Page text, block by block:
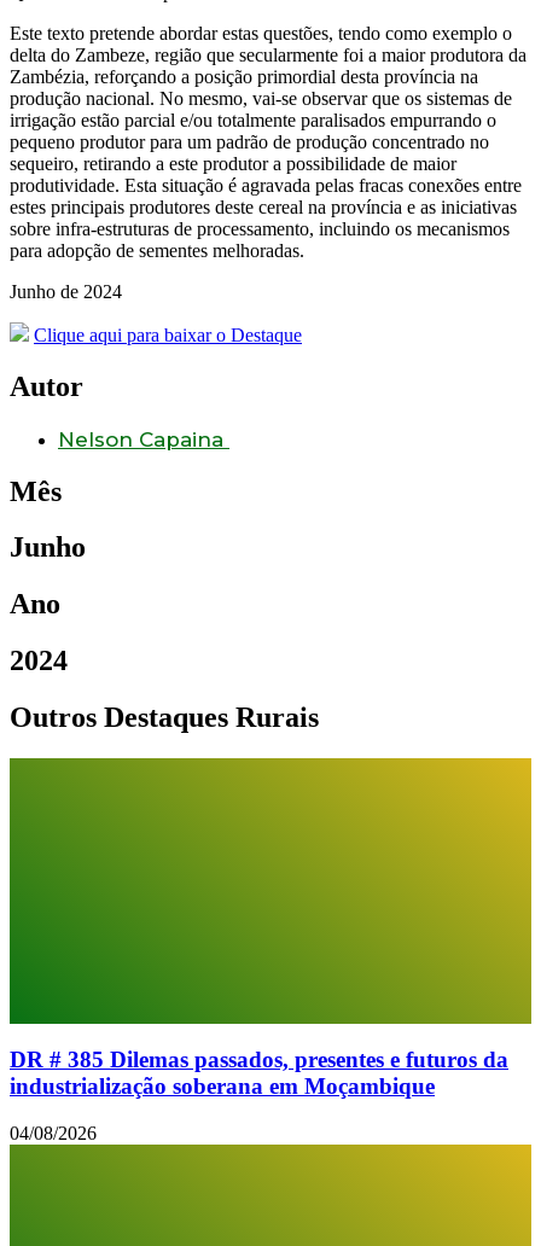
Este texto pretende abordar estas questões, tendo como exemplo o
delta do Zambeze, região que secularmente foi a maior produtora da
Zambézia, reforçando a posição primordial desta província na
produção nacional. No mesmo, vai-se observar que os sistemas de
irrigação estão parcial e/ou totalmente paralisados empurrando o
pequeno produtor para um padrão de produção concentrado no
sequeiro, retirando a este produtor a possibilidade de maior
produtividade. Esta situação é agravada pelas fracas conexões entre
estes principais produtores deste cereal na província e as iniciativas
sobre infra-estruturas de processamento, incluindo os mecanismos
para adopção de sementes melhoradas.
Junho de 2024
Clique aqui para baixar o Destaque
Autor
Nelson Capaina
Mês
Junho
Ano
2024
Outros Destaques Rurais
DR # 385 Dilemas passados, presentes e futuros da
industrialização soberana em Moçambique
04/08/2026